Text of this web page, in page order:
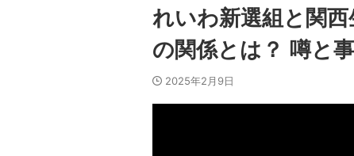
れいわ新選組と関
の関係とは？ 噂と
2025年2月9日